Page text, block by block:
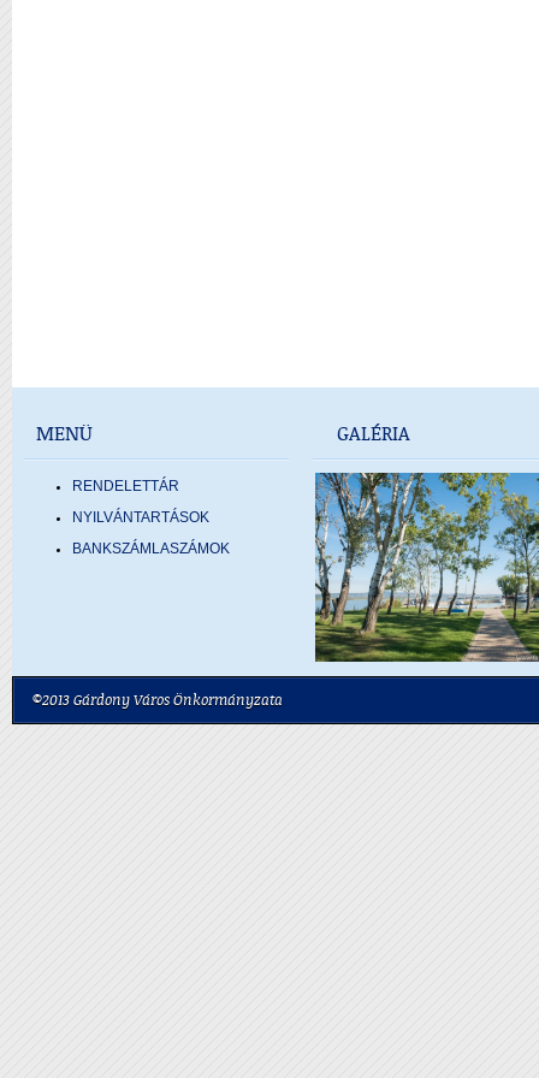
MENÜ
RENDELETTÁR
NYILVÁNTARTÁSOK
BANKSZÁMLASZÁMOK
GALÉRIA
©2013 Gárdony Város Önkormányzata